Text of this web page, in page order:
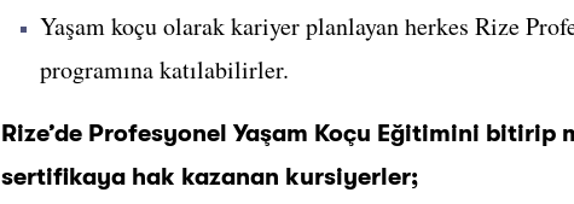
Yaşam koçu olarak kariyer planlayan herkes Rize
programına katılabilirler.
Rize’de Profesyonel Yaşam Koçu Eğitimini bitirip
sertifikaya hak kazanan kursiyerler;